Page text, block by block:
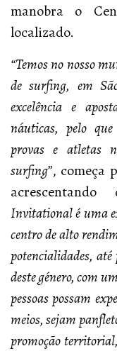
manobra o
localizado.
“Temos no nosso
de surfing, em
excelência e
náuticas, pelo
provas e atletas
surfing”, começa
Invitational é uma
centro de alto
potencialidades,
deste género, com
pessoas possam
meios, sejam
promoção